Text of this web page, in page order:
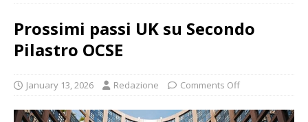
Prossimi passi UK su Secondo
Pilastro OCSE
January 13, 2026 Redazione Comments Off